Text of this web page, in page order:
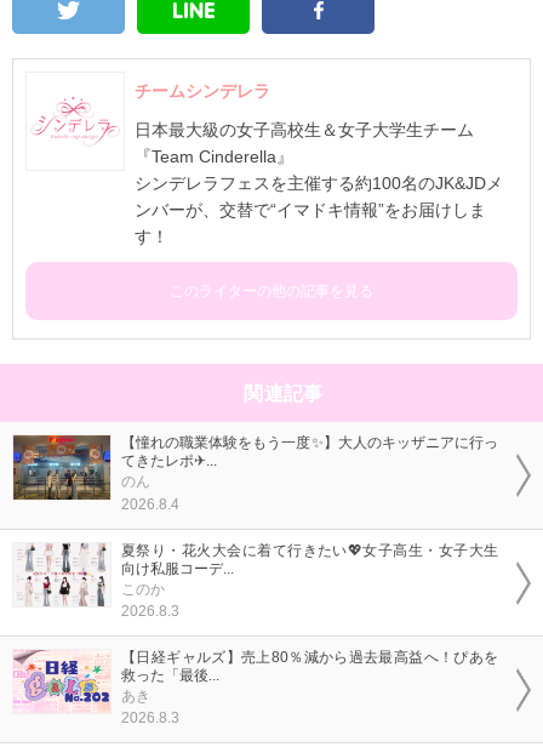
チームシンデレラ
日本最大級の女子高校生＆女子大学生チーム
『Team Cinderella』
シンデレラフェスを主催する約100名のJK&JDメ
ンバーが、交替で“イマドキ情報”をお届けしま
す！
このライターの他の記事を見る
関連記事
【憧れの職業体験をもう一度✨】大人のキッザニアに行っ
てきたレポ✈...
のん
2026.8.4
夏祭り・花火大会に着て行きたい💖女子高生・女子大生
向け私服コーデ...
このか
2026.8.3
【日経ギャルズ】売上80％減から過去最高益へ！ぴあを
救った「最後...
あき
2026.8.3